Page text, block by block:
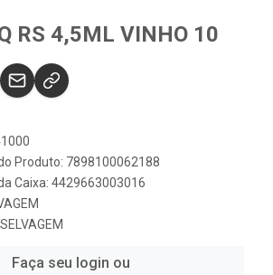
RS 4,5ML VINHO 10
Produto: 7898100062188
Caixa: 4429663003016
Faça seu login ou